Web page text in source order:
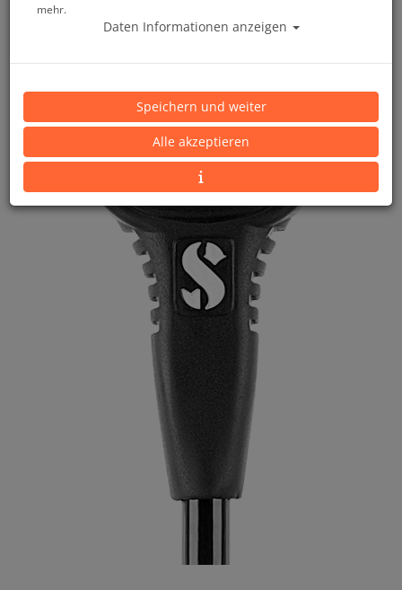
mehr.
Daten Informationen anzeigen
Speichern und weiter
Alle akzeptieren